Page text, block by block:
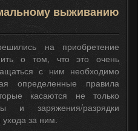
выживанию
на приобретение
о том, что это очень
с ним необходимо
определенные правила
касаются не только
и заряжения/разрядки
ухода за ним.